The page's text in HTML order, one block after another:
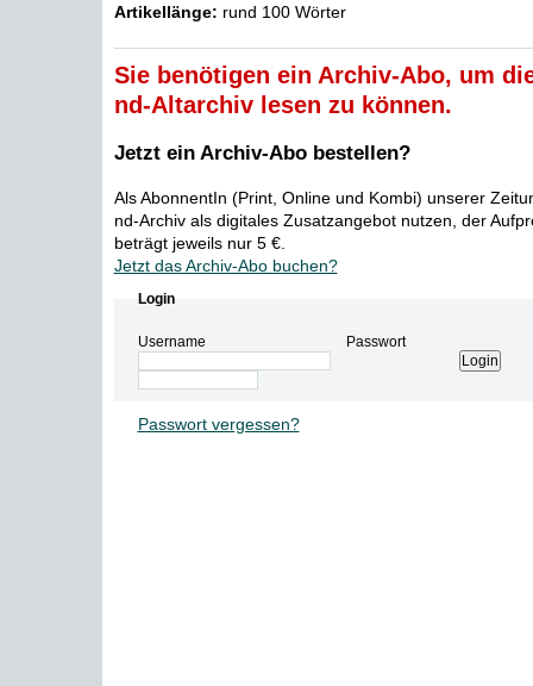
Artikellänge: rund 100 Wörter
Sie benötigen ein Archiv-Abo, um
nd-Altarchiv lesen zu können.
Jetzt ein Archiv-Abo bestellen?
Als AbonnentIn (Print, Online und Kombi) unserer
nd-Archiv als digitales Zusatzangebot nutzen, der
beträgt jeweils nur 5 €.
Jetzt das Archiv-Abo buchen?
Login
Username Passwort
Passwort vergessen?